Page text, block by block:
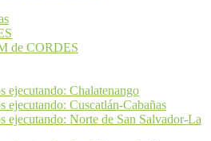
de CORDES
ejecutando: Chalatenango
ejecutando: Cuscatlán-Cabañas
ejecutando: Norte de San Salvador-La